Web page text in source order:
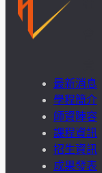
任
USR
專
最新消息
學程簡介
師資陣容
課程資訊
招生資訊
成果發表